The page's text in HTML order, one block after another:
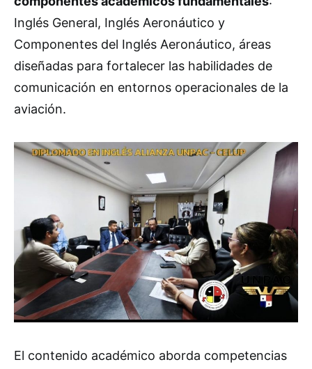
Inglés General, Inglés Aeronáutico y
Componentes del Inglés Aeronáutico, áreas
diseñadas para fortalecer las habilidades de
comunicación en entornos operacionales de la
aviación.
El contenido académico aborda competencias